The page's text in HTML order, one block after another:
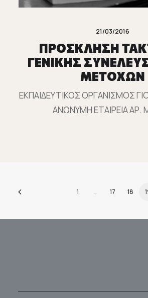
21/03/2016
ΠΡΟΣΚΛΗΣΗ
ΓΕΝΙΚΗΣ
ΜΕΤΟΧΩΝ
ΕΚΠΑΙΔΕΥΤΙΚΟΣ ΟΡΓΑΝΙΣΜΟΣ
ΑΝΩΝΥΜΗ ΕΤΑΙΡΕΙΑ ΑΡ.
1 … 17 18